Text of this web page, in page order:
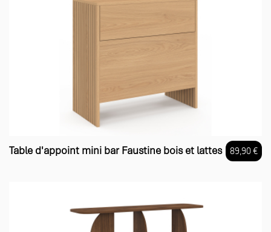
Table d'appoint mini bar Faustine bois et lattes 89,90 €